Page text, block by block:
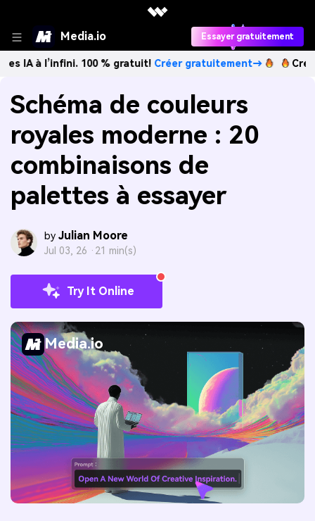
Media.io Essayer gratuitement
100 % gratuit!Créer gratuitement→ Créez des
Schéma de couleurs
royales moderne : 20
combinaisons de
palettes à essayer
by Julian Moore
Jul 03, 26 · 21 min(s)
Try It Online
Media.io